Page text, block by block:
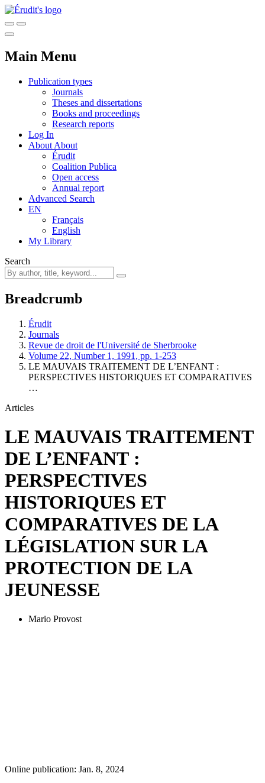
Main Menu
Publication types
Journals
Theses and dissertations
Books and proceedings
Research reports
Log In
About About
Érudit
Coalition Publica
Open access
Annual report
Advanced Search
EN
Français
English
My Library
Search
Breadcrumb
Érudit
Journals
Revue de droit de l'Université de Sherbrooke
Volume 22, Number 1, 1991, pp. 1-253
LE MAUVAIS TRAITEMENT DE L’ENFANT :
PERSPECTIVES HISTORIQUES ET COMPARATIVES
…
Articles
LE MAUVAIS TRAITEMENT
DE L’ENFANT :
PERSPECTIVES
HISTORIQUES ET
COMPARATIVES DE LA
LÉGISLATION SUR LA
PROTECTION DE LA
JEUNESSE
Mario Provost
Online publication: Jan. 8, 2024